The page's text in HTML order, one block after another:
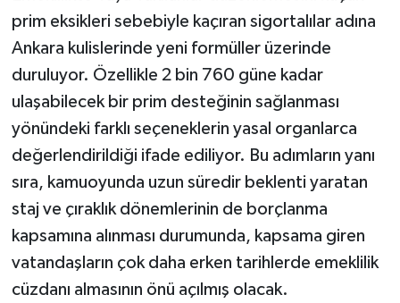
prim eksikleri sebebiyle kaçıran sigortalılar adına
Ankara kulislerinde yeni formüller üzerinde
duruluyor. Özellikle 2 bin 760 güne kadar
ulaşabilecek bir prim desteğinin sağlanması
yönündeki farklı seçeneklerin yasal organlarca
değerlendirildiği ifade ediliyor. Bu adımların yanı
sıra, kamuoyunda uzun süredir beklenti yaratan
staj ve çıraklık dönemlerinin de borçlanma
kapsamına alınması durumunda, kapsama giren
vatandaşların çok daha erken tarihlerde emeklilik
cüzdanı almasının önü açılmış olacak.